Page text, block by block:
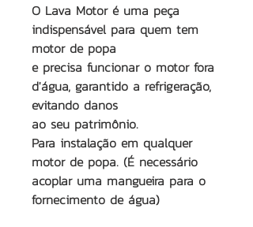
O Lava Motor é uma peça
indispensável para quem tem
motor de popa
e precisa funcionar o motor fora
d'água, garantido a refrigeração,
evitando danos
ao seu patrimônio.
Para instalação em qualquer
motor de popa. (É necessário
acoplar uma mangueira para o
fornecimento de água)